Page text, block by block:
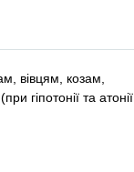
вівцям, козам,
гіпотонії та атонії